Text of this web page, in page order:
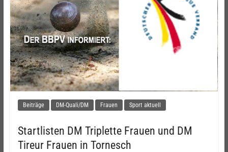
Beiträge DM-Quali/DM Frauen Sport aktuell
Startlisten DM Triplette Frauen und DM
Tireur Frauen in Tornesch